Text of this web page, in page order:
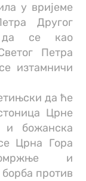
у вријеме
Другог
да се као
Петра
изтамничи
да ће
Црне
и божанска
Црна Гора
и
борба против